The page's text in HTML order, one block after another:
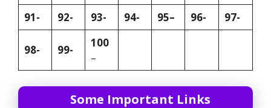
91-
92- 93- 94- 95– 96- 97-
98- 99-
100
–
Some Important Links